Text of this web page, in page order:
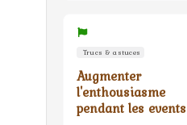
Trucs & astuces
Augmenter
l'enthousiasme
pendant les events